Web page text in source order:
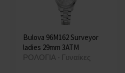
Bulova 96M162 Surveyor
ladies 29mm 3ATM
ΡΟΛΟΓΙΑ - Γυναίκες